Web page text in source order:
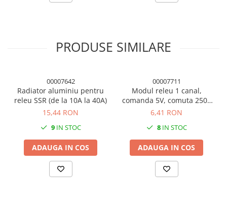
PRODUSE SIMILARE
00007642
Radiator aluminiu pentru
releu SSR (de la 10A la 40A)
15,44 RON
9IN STOC
ADAUGA IN COS
00007711
Modul releu 1 canal,
comanda 5V, comuta 250V
10A low level
6,41 RON
8IN STOC
ADAUGA IN COS